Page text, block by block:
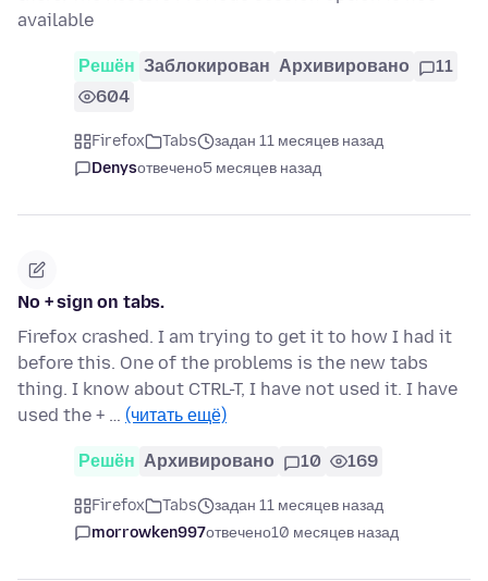
available
Решён Заблокирован Архивировано
11
604
Firefox Tabs
задан 11 месяцев назад
Denysотвечено5 месяцев назад
No + sign on tabs.
Firefox crashed. I am trying to get it to how I had it
before this. One of the problems is the new tabs
thing. I know about CTRL-T, I have not used it. I have
used the + … (читать ещё)
Решён Архивировано 10 169
Firefox Tabs
задан 11 месяцев назад
morrowken997отвечено10 месяцев назад